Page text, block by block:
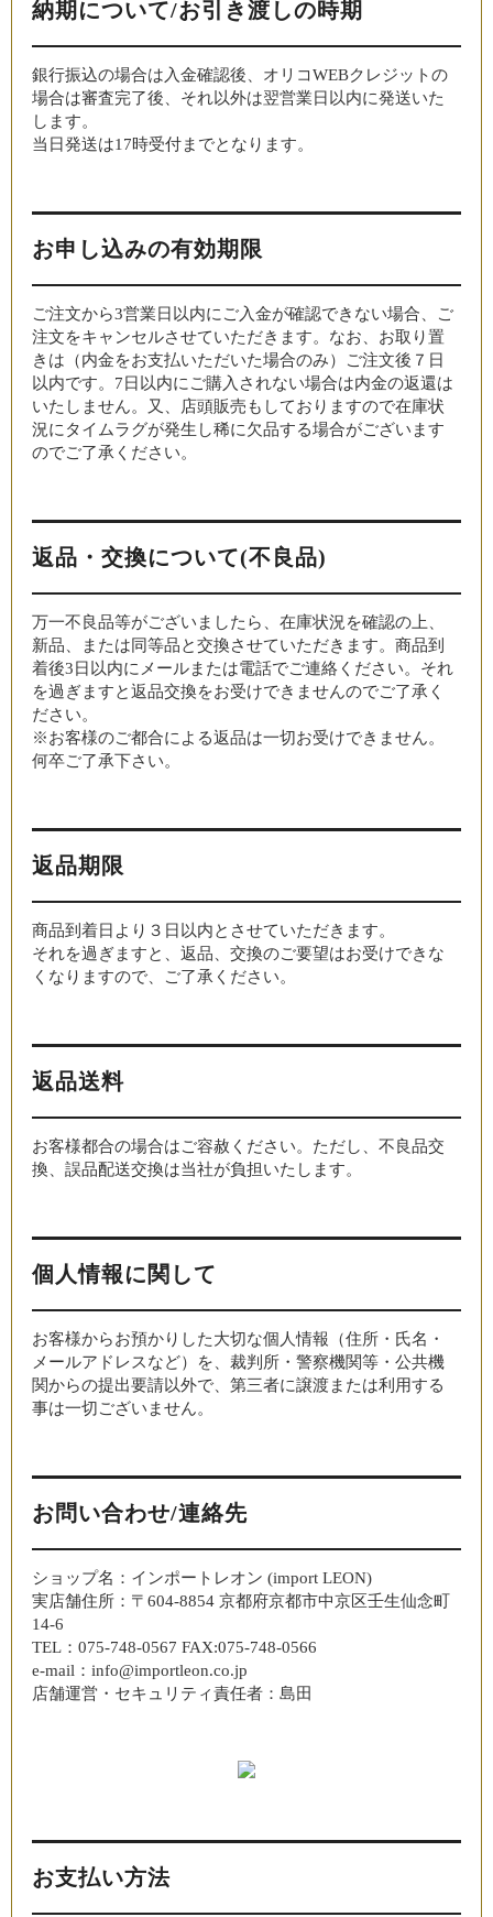
納期について/お引き渡しの時期
銀行振込の場合は入金確認後、オリコWEBクレジットの
場合は審査完了後、それ以外は翌営業日以内に発送いた
します。
当日発送は17時受付までとなります。
お申し込みの有効期限
ご注文から3営業日以内にご入金が確認できない場合、ご
注文をキャンセルさせていただきます。なお、お取り置
きは（内金をお支払いただいた場合のみ）ご注文後７日
以内です。7日以内にご購入されない場合は内金の返還は
いたしません。又、店頭販売もしておりますので在庫状
況にタイムラグが発生し稀に欠品する場合がございます
のでご了承ください。
返品・交換について(不良品)
万一不良品等がございましたら、在庫状況を確認の上、
新品、または同等品と交換させていただきます。商品到
着後3日以内にメールまたは電話でご連絡ください。それ
を過ぎますと返品交換をお受けできませんのでご了承く
ださい。
※お客様のご都合による返品は一切お受けできません。
何卒ご了承下さい。
返品期限
商品到着日より３日以内とさせていただきます。
それを過ぎますと、返品、交換のご要望はお受けできな
くなりますので、ご了承ください。
返品送料
お客様都合の場合はご容赦ください。ただし、不良品交
換、誤品配送交換は当社が負担いたします。
個人情報に関して
お客様からお預かりした大切な個人情報（住所・氏名・
メールアドレスなど）を、裁判所・警察機関等・公共機
関からの提出要請以外で、第三者に譲渡または利用する
事は一切ございません。
お問い合わせ/連絡先
ショップ名：インポートレオン (import LEON)
実店舗住所：〒604-8854 京都府京都市中京区壬生仙念町
14-6
TEL：075-748-0567 FAX:075-748-0566
e-mail：info@importleon.co.jp
店舗運営・セキュリティ責任者：島田
お支払い方法